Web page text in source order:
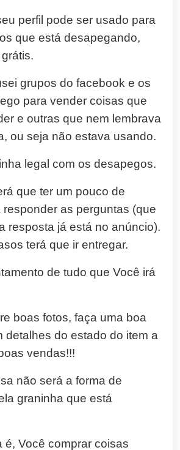
perfil pode ser usado para
que está desapegando,
grupos do facebook e os
para vender coisas que
e outras que nem lembrava
ou seja não estava usando.
legal com os desapegos.
que ter um pouco de
as perguntas (que
resposta já está no anúncio).
terá que ir entregar.
de tudo que Você irá
boas fotos, faça uma boa
detalhes do estado do item a
vendas!!!
não será a forma de
graninha que está
é, Você comprar coisas